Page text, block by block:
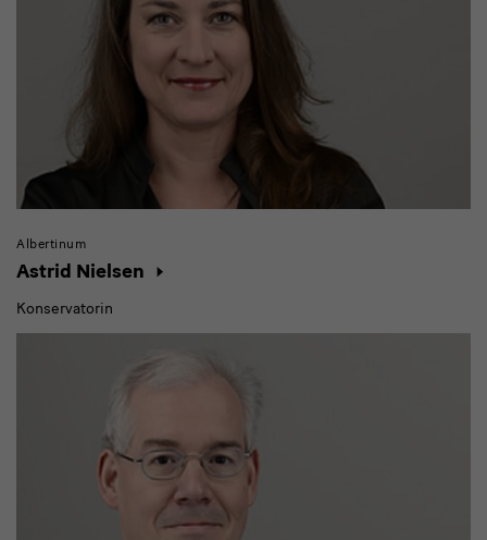
Albertinum
Astrid Nielsen
Konservatorin